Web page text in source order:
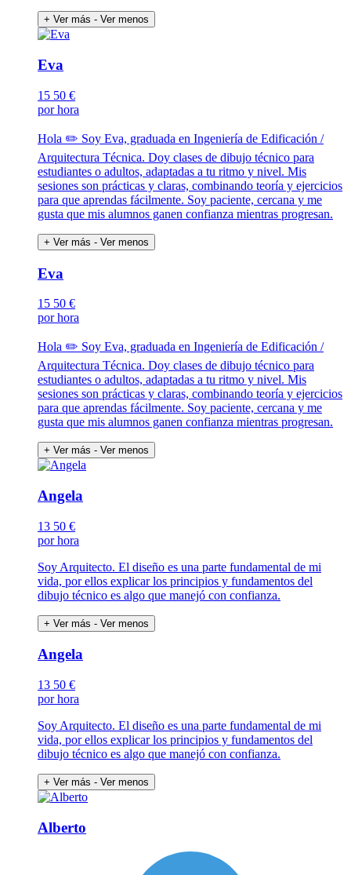
+ Ver más - Ver menos
Eva
15 50 €
por hora
Hola ✏️ Soy Eva, graduada en Ingeniería de Edificación /
Arquitectura Técnica. Doy clases de dibujo técnico para
estudiantes o adultos, adaptadas a tu ritmo y nivel. Mis
sesiones son prácticas y claras, combinando teoría y ejercicios
para que aprendas fácilmente. Soy paciente, cercana y me
gusta que mis alumnos ganen confianza mientras progresan.
+ Ver más - Ver menos
Eva
15 50 €
por hora
Hola ✏️ Soy Eva, graduada en Ingeniería de Edificación /
Arquitectura Técnica. Doy clases de dibujo técnico para
estudiantes o adultos, adaptadas a tu ritmo y nivel. Mis
sesiones son prácticas y claras, combinando teoría y ejercicios
para que aprendas fácilmente. Soy paciente, cercana y me
gusta que mis alumnos ganen confianza mientras progresan.
+ Ver más - Ver menos
Angela
13 50 €
por hora
Soy Arquitecto. El diseño es una parte fundamental de mi
vida, por ellos explicar los principios y fundamentos del
dibujo técnico es algo que manejó con confianza.
+ Ver más - Ver menos
Angela
13 50 €
por hora
Soy Arquitecto. El diseño es una parte fundamental de mi
vida, por ellos explicar los principios y fundamentos del
dibujo técnico es algo que manejó con confianza.
+ Ver más - Ver menos
Alberto